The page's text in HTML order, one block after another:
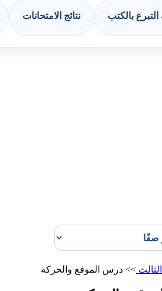
بالكتب نتائج الامتحانات
>> درس الموقع والحركة